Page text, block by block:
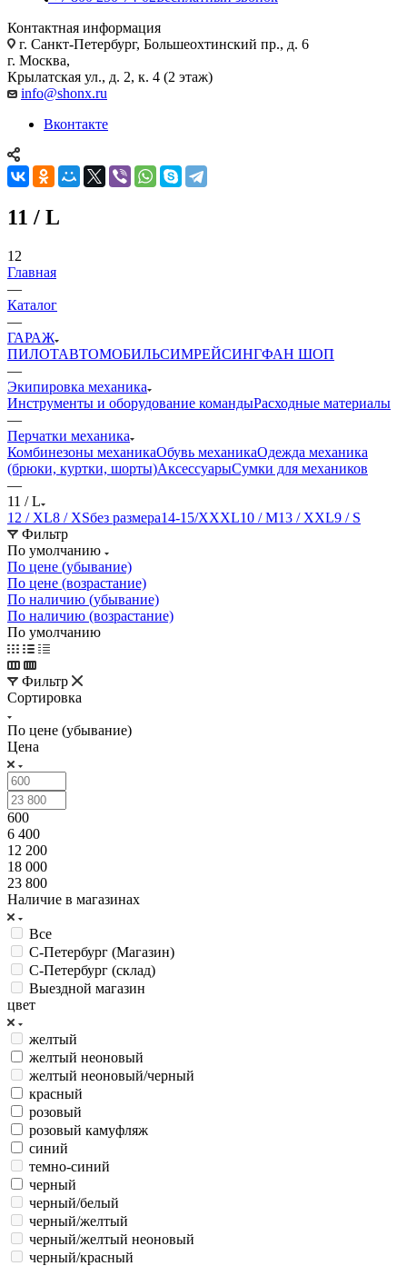
Контактная информация
г. Санкт-Петербург, Большеохтинский пр., д. 6
г. Москва,
Крылатская ул., д. 2, к. 4 (2 этаж)
info@shonx.ru
Вконтакте
11 / L
12
Главная
—
Каталог
—
ГАРАЖ
ПИЛОТАВТОМОБИЛЬСИМРЕЙСИНГФАН ШОП
—
Экипировка механика
Инструменты и оборудование командыРасходные материалы
—
Перчатки механика
Комбинезоны механикаОбувь механикаОдежда механика
(брюки, куртки, шорты)АксессуарыСумки для механиков
—
11 / L
12 / XL8 / XSбез размера14-15/XXXL10 / M13 / XXL9 / S
Фильтр
По умолчанию
По цене (убывание)
По цене (возрастание)
По наличию (убывание)
По наличию (возрастание)
По умолчанию
Фильтр
Сортировка
По цене (убывание)
Цена
600
6 400
12 200
18 000
23 800
Наличие в магазинах
Все
С-Петербург (Магазин)
С-Петербург (склад)
Выездной магазин
цвет
желтый
желтый неоновый
желтый неоновый/черный
красный
розовый
розовый камуфляж
синий
темно-синий
черный
черный/белый
черный/желтый
черный/желтый неоновый
черный/красный